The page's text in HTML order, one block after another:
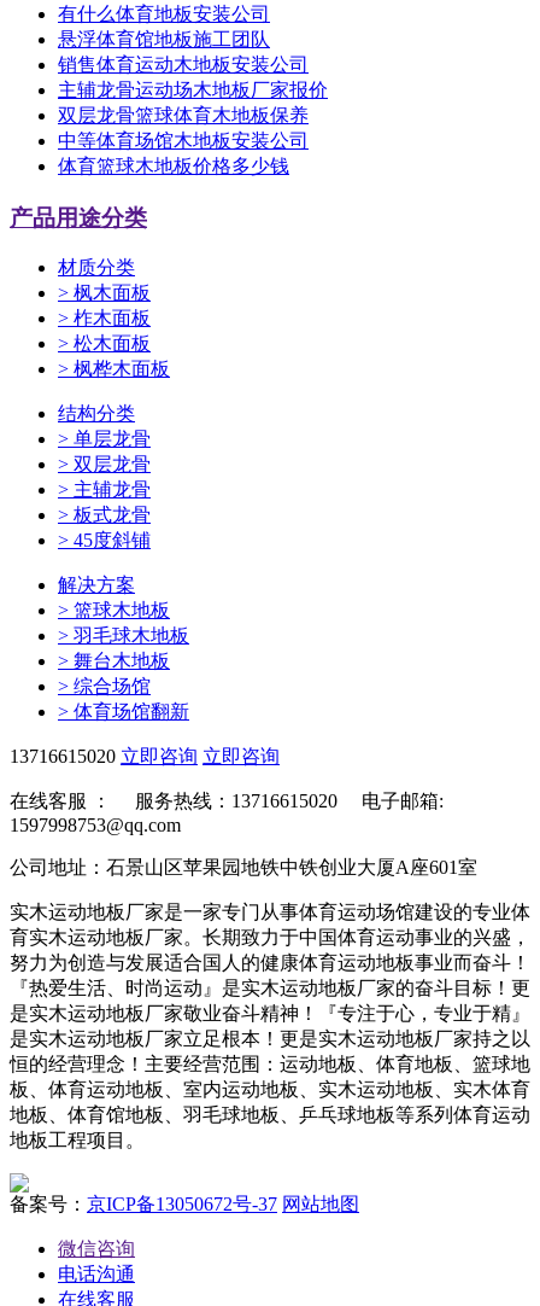
有什么体育地板安装公司
悬浮体育馆地板施工团队
销售体育运动木地板安装公司
主辅龙骨运动场木地板厂家报价
双层龙骨篮球体育木地板保养
中等体育场馆木地板安装公司
体育篮球木地板价格多少钱
产品用途分类
材质分类
> 枫木面板
> 柞木面板
> 松木面板
> 枫桦木面板
结构分类
> 单层龙骨
> 双层龙骨
> 主辅龙骨
> 板式龙骨
> 45度斜铺
解决方案
> 篮球木地板
> 羽毛球木地板
> 舞台木地板
> 综合场馆
> 体育场馆翻新
13716615020 立即咨询 立即咨询
在线客服 ：
服务热线：13716615020 电子邮箱:
1597998753@qq.com
公司地址：石景山区苹果园地铁中铁创业大厦A座601室
实木运动地板厂家是一家专门从事体育运动场馆建设的专业体
育实木运动地板厂家。长期致力于中国体育运动事业的兴盛，
努力为创造与发展适合国人的健康体育运动地板事业而奋斗！
『热爱生活、时尚运动』是实木运动地板厂家的奋斗目标！更
是实木运动地板厂家敬业奋斗精神！『专注于心，专业于精』
是实木运动地板厂家立足根本！更是实木运动地板厂家持之以
恒的经营理念！主要经营范围：运动地板、体育地板、篮球地
板、体育运动地板、室内运动地板、实木运动地板、实木体育
地板、体育馆地板、羽毛球地板、乒乓球地板等系列体育运动
地板工程项目。
备案号： 京ICP备13050672号-37 网站地图
微信咨询
电话沟通
在线客服